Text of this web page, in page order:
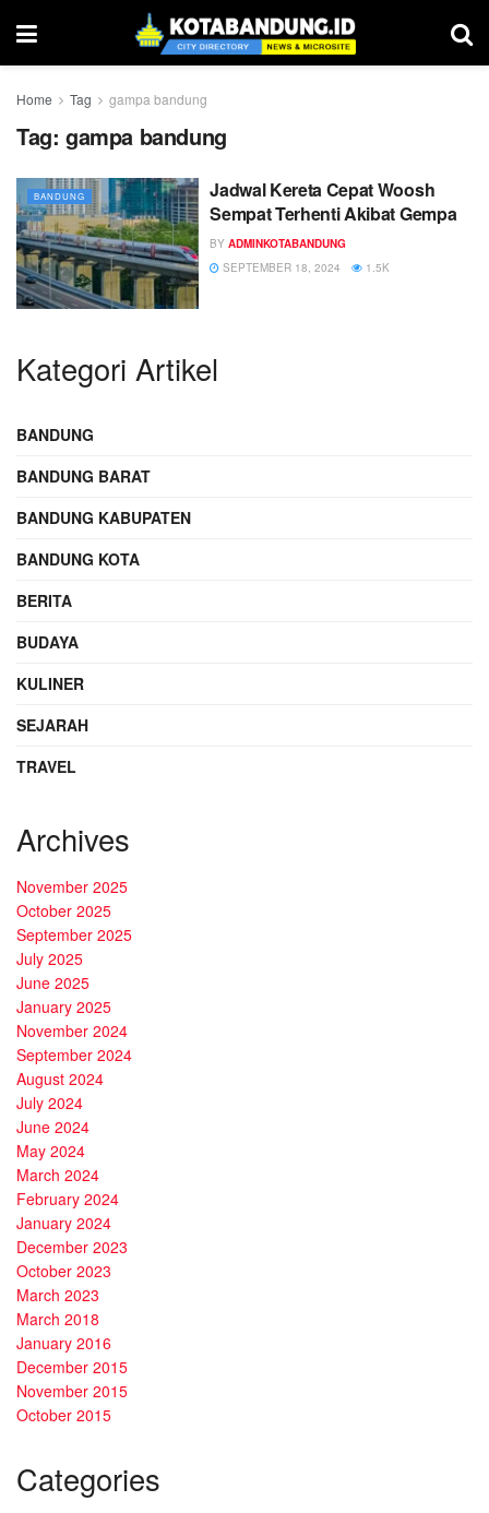
Home Tag gampa bandung
Tag: gampa bandung
BANDUNG
Jadwal Kereta Cepat Woosh
Sempat Terhenti Akibat Gempa
BY ADMINKOTABANDUNG
SEPTEMBER 18, 2024
1.5K
Kategori Artikel
BANDUNG
BANDUNG BARAT
BANDUNG KABUPATEN
BANDUNG KOTA
BERITA
BUDAYA
KULINER
SEJARAH
TRAVEL
Archives
November 2025
October 2025
September 2025
July 2025
June 2025
January 2025
November 2024
September 2024
August 2024
July 2024
June 2024
May 2024
March 2024
February 2024
January 2024
December 2023
October 2023
March 2023
March 2018
January 2016
December 2015
November 2015
October 2015
Categories